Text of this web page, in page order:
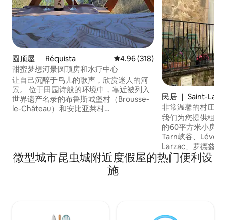
圆顶屋 ｜ Réquista 平均评分 4.96 分（满分 5 分），
4.96 (318)
甜蜜梦想河景圆顶房和水疗中心
让自己沉醉于鸟儿的歌声，欣赏迷人的河
景。 位于田园诗般的环境中，靠近被列入
世界遗产名录的布鲁斯城堡村（Brousse-
le-Château）和安比亚莱村
而设。 靠近图卢兹、阿尔比、罗德兹、蒙
彼利埃 私人水疗 浪漫 星空 河景 附近的旅
民居 ｜ Saint-
vézou
非常温馨的村庄房
我们为您提供租赁
的60平方米小房
Tarn峡谷、
Larzac、罗德兹的
徒步旅行 与家人
地区提供的所有美
微型城市昆虫城附近度假屋的热门便利设
施